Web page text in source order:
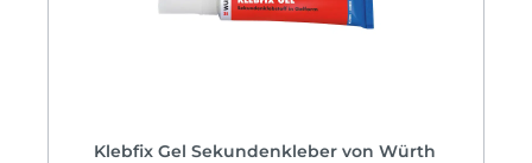
Klebfix Gel Sekundenkleber von Würth